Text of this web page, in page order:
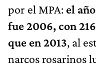
por el MPA: el
fue 2006, con
que en 2013, al
narcos rosarinos